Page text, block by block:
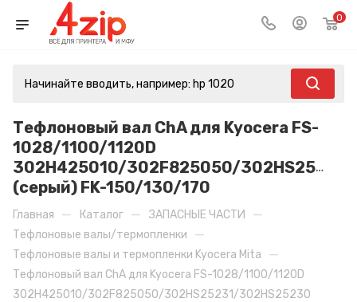
0
Тефлоновый вал ChA для Kyocera FS-
1028/1100/1120D
302H425010/302F825050/
(серый) FK-150/130/170
Главная — Каталог — ЗАПАСНЫЕ ЧАСТИ —
Тефлоновые валы/термопленки —
Тефлоновые валы и термопленки Kyocera Mita —
Тефлоновый вал ChA для Kyocera FS-1028/1100/1120D
302H425010/302F825050/302HS25231/302HS25230